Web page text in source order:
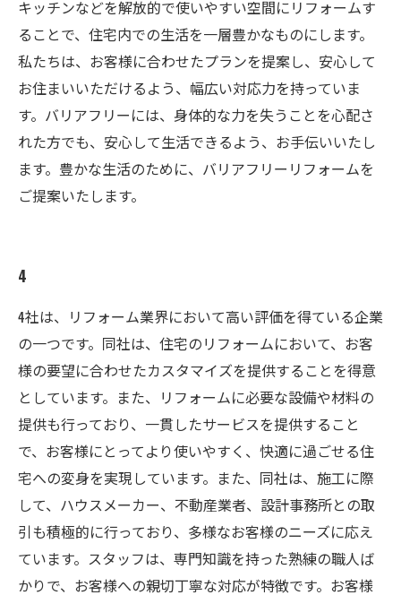
キッチンなどを解放的で使いやすい空間にリフォームす
ることで、住宅内での生活を一層豊かなものにします。
私たちは、お客様に合わせたプランを提案し、安心して
お住まいいただけるよう、幅広い対応力を持っていま
す。バリアフリーには、身体的な力を失うことを心配さ
れた方でも、安心して生活できるよう、お手伝いいたし
ます。豊かな生活のために、バリアフリーリフォームを
ご提案いたします。
4
4社は、リフォーム業界において高い評価を得ている企業
の一つです。同社は、住宅のリフォームにおいて、お客
様の要望に合わせたカスタマイズを提供することを得意
としています。また、リフォームに必要な設備や材料の
提供も行っており、一貫したサービスを提供すること
で、お客様にとってより使いやすく、快適に過ごせる住
宅への変身を実現しています。また、同社は、施工に際
して、ハウスメーカー、不動産業者、設計事務所との取
引も積極的に行っており、多様なお客様のニーズに応え
ています。スタッフは、専門知識を持った熟練の職人ば
かりで、お客様への親切丁寧な対応が特徴です。お客様